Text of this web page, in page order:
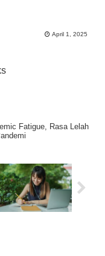
April 1, 2025
Fatigue, Rasa Lelah